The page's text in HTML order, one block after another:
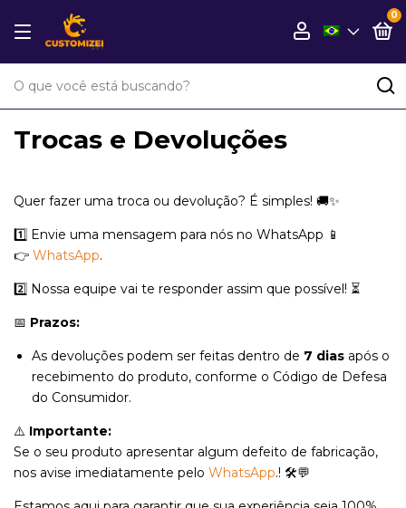
0
Trocas e Devoluções
Quer fazer uma troca ou devolução? É simples! 🚚✨
1️⃣ Envie uma mensagem para nós no WhatsApp 📱
👉 WhatsApp.
2️⃣ Nossa equipe vai te responder assim que possível! ⏳
📅 Prazos:
As devoluções podem ser feitas dentro de 7 dias após o
recebimento do produto, conforme o Código de Defesa
do Consumidor.
⚠️ Importante:
Se o seu produto apresentar algum defeito de fabricação,
nos avise imediatamente pelo WhatsApp.! 🛠️💬